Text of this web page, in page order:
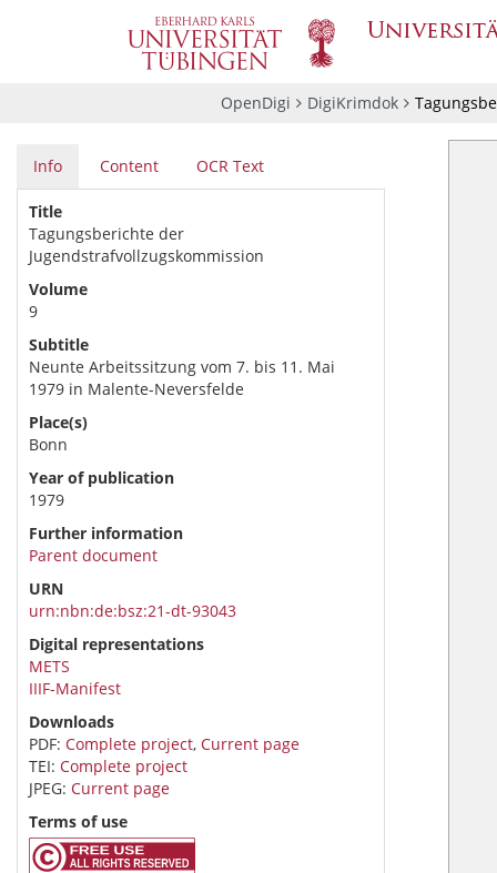
OpenDigi DigiKrimdok
Info Content OCR Text
Title
Tagungsberichte der
Jugendstrafvollzugskommission
Volume
9
Subtitle
Neunte Arbeitssitzung vom 7. bis 11. Mai
1979 in Malente-Neversfelde
Place(s)
Bonn
Year of publication
1979
Further information
Parent document
URN
urn:nbn:de:bsz:21-dt-93043
Digital representations
METS
IIIF-Manifest
Downloads
PDF: Complete project, Current page
TEI: Complete project
JPEG: Current page
Terms of use